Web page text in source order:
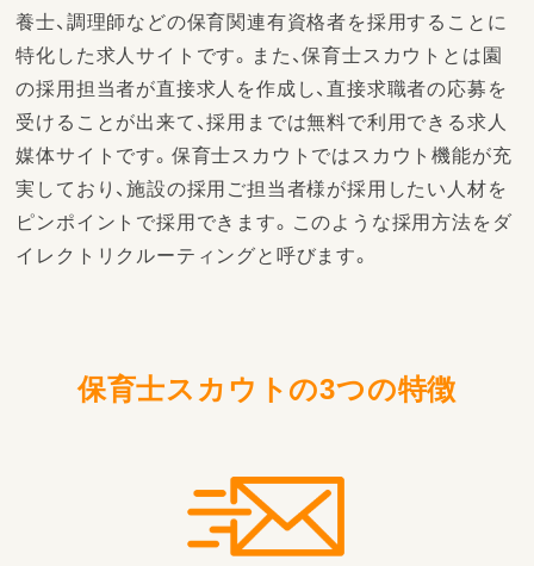
養士、調理師などの保育関連有資格者を採用することに
特化した求人サイトです。また、保育士スカウトとは園
の採用担当者が直接求人を作成し、直接求職者の応募を
受けることが出来て、採用までは無料で利用できる求人
媒体サイトです。保育士スカウトではスカウト機能が充
実しており、施設の採用ご担当者様が採用したい人材を
ピンポイントで採用できます。このような採用方法をダ
イレクトリクルーティングと呼びます。
保育士スカウトの3つの特徴